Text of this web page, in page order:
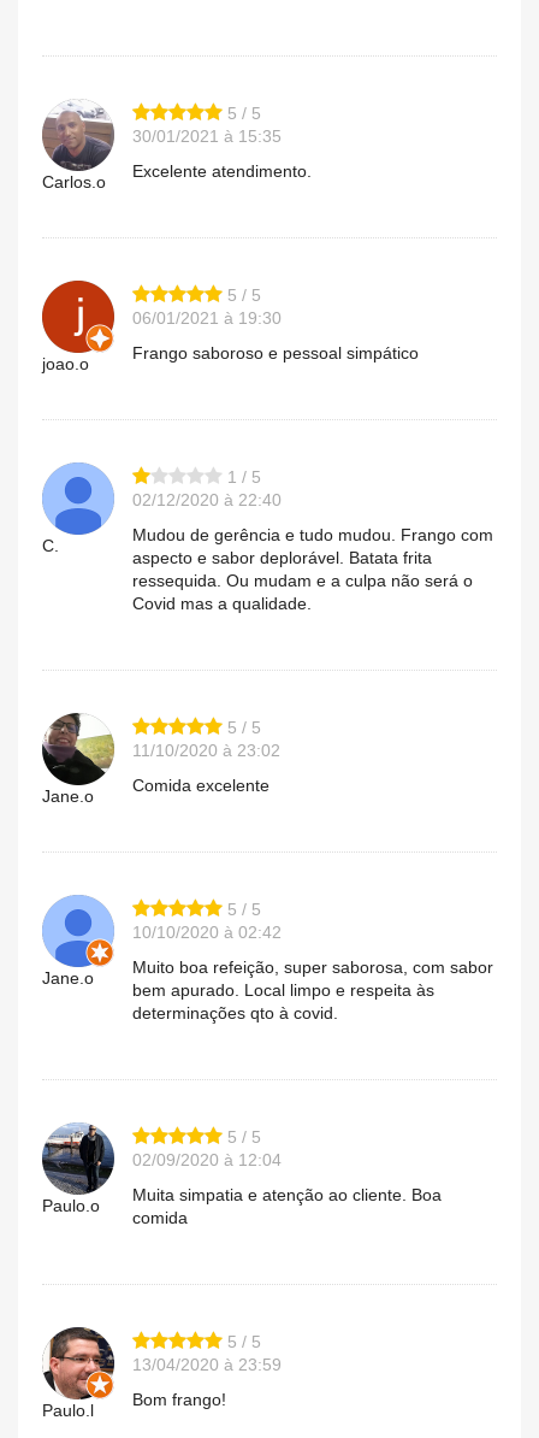
Carlos.o
5 / 5
30/01/2021 à 15:35
Excelente atendimento.
joao.o
5 / 5
06/01/2021 à 19:30
Frango saboroso e pessoal simpático
C.
1 / 5
02/12/2020 à 22:40
Mudou de gerência e tudo mudou. Frango com
aspecto e sabor deplorável. Batata frita
ressequida. Ou mudam e a culpa não será o
Covid mas a qualidade.
Jane.o
5 / 5
11/10/2020 à 23:02
Comida excelente
Jane.o
5 / 5
10/10/2020 à 02:42
Muito boa refeição, super saborosa, com sabor
bem apurado. Local limpo e respeita às
determinações qto à covid.
Paulo.o
5 / 5
02/09/2020 à 12:04
Muita simpatia e atenção ao cliente. Boa
comida
Paulo.l
5 / 5
13/04/2020 à 23:59
Bom frango!